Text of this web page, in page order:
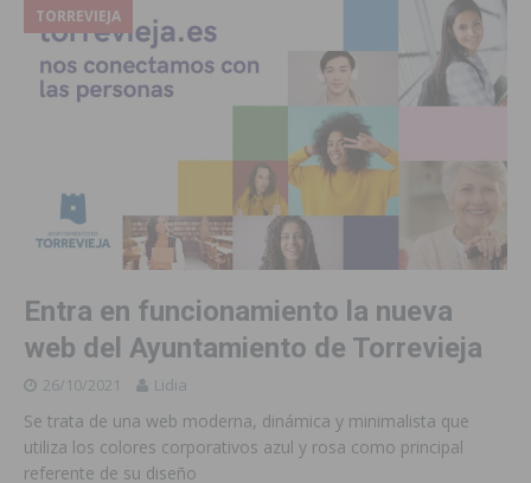
TORREVIEJA
Entra en funcionamiento la nueva
web del Ayuntamiento de Torrevieja
26/10/2021 Lidia
Se trata de una web moderna, dinámica y minimalista que
utiliza los colores corporativos azul y rosa como principal
referente de su diseño